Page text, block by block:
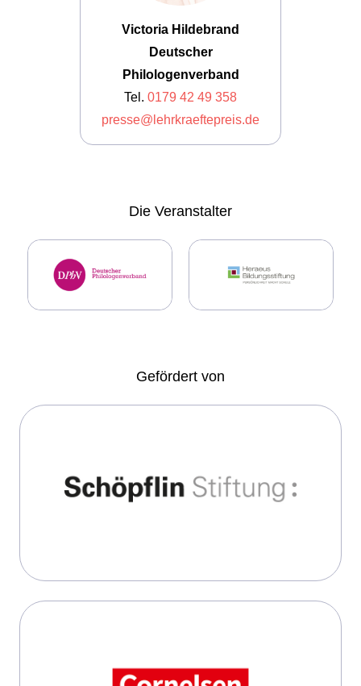
Victoria Hildebrand
Deutscher
Philologenverband
Tel. 0179 42 49 358
presse@lehrkraeftepreis.de
Die Veranstalter
Gefördert von